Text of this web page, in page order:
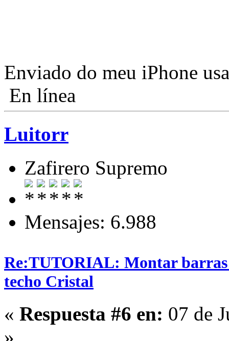
Enviado do meu iPhone
En línea
Luitorr
Zafirero Supremo
Mensajes: 6.988
Re:TUTORIAL: Montar
techo Cristal
« Respuesta #6 en: 07 de
»